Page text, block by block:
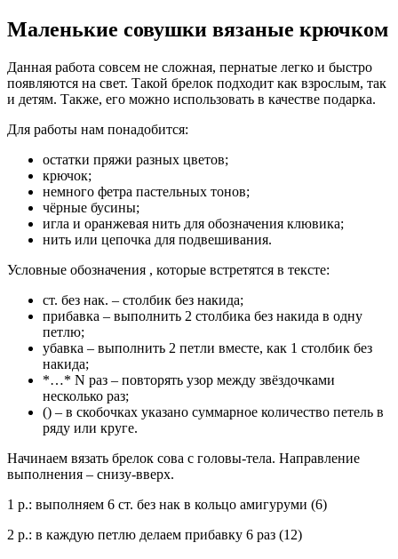
Маленькие совушки вязаные крючком
Данная работа совсем не сложная, пернатые легко и быстро
появляются на свет. Такой брелок подходит как взрослым, так
и детям. Также, его можно использовать в качестве подарка.
Для работы нам понадобится:
остатки пряжи разных цветов;
крючок;
немного фетра пастельных тонов;
чёрные бусины;
игла и оранжевая нить для обозначения клювика;
нить или цепочка для подвешивания.
Условные обозначения , которые встретятся в тексте:
ст. без нак. – столбик без накида;
прибавка – выполнить 2 столбика без накида в одну
петлю;
убавка – выполнить 2 петли вместе, как 1 столбик без
накида;
*…* N раз – повторять узор между звёздочками
несколько раз;
() – в скобочках указано суммарное количество петель в
ряду или круге.
Начинаем вязать брелок сова с головы-тела. Направление
выполнения – снизу-вверх.
1 р.: выполняем 6 ст. без нак в кольцо амигуруми (6)
2 р.: в каждую петлю делаем прибавку 6 раз (12)